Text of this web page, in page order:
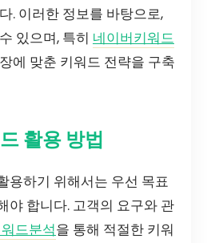
. 이러한 정보를 바탕으로,
있으며, 특히 네이버키워드
에 맞춘 키워드 전략을 구축
활용 방법
용하기 위해서는 우선 목표
야 합니다. 고객의 요구와 관
드분석을 통해 적절한 키워